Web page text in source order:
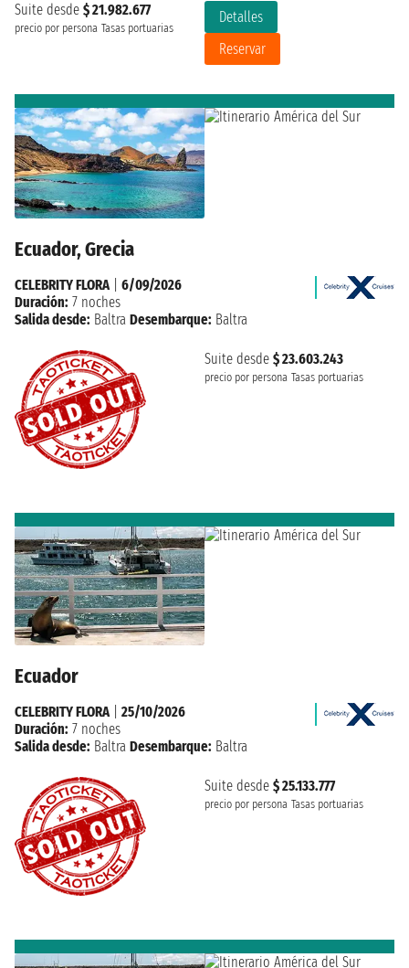
Suite desde $ 21.982.677
precio por persona Tasas portuarias
Detalles
Reservar
Ecuador, Grecia
Suite desde $ 23.603.243
precio por persona Tasas portuarias
CELEBRITY FLORA| 6/09/2026
Duración: 7 noches
Salida desde: Baltra Desembarque: Baltra
Ecuador
Suite desde $ 25.133.777
precio por persona Tasas portuarias
CELEBRITY FLORA| 25/10/2026
Duración: 7 noches
Salida desde: Baltra Desembarque: Baltra